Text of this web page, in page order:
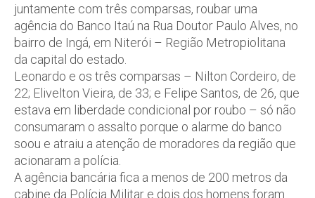
juntamente com três comparsas, roubar uma
agência do Banco Itaú na Rua Doutor Paulo Alves, no
bairro de Ingá, em Niterói – Região Metropiolitana
da capital do estado.
Leonardo e os três comparsas – Nilton Cordeiro, de
22; Elivelton Vieira, de 33; e Felipe Santos, de 26, que
estava em liberdade condicional por roubo – só não
consumaram o assalto porque o alarme do banco
soou e atraiu a atenção de moradores da região que
acionaram a polícia.
A agência bancária fica a menos de 200 metros da
cabine da Polícia Militar e dois dos homens foram